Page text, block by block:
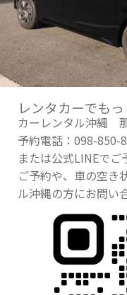
レンタカーでも
カーレンタル沖縄
予約電話：098-850-
または公式LINEでご
ご予約や、車の空き
ル沖縄の方にお問い